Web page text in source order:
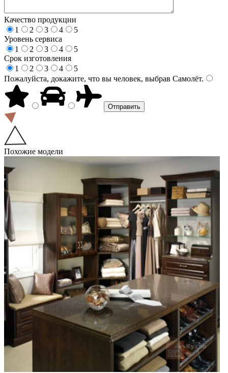
Качество продукции
1
2 3 4
5
Уровень сервиса
1
2 3 4
5
Срок изготовления
1
2 3 4
5
Пожалуйста, докажите, что вы человек, выбрав Самолёт.
Похожие модели